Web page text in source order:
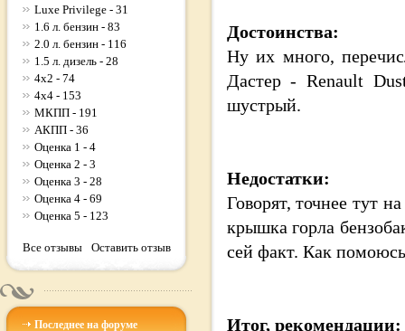
Luxe Privilege - 31
1.6 л. бензин - 83
2.0 л. бензин - 116
1.5 л. дизель - 28
4x2 - 74
4x4 - 153
МКПП - 191
АКПП - 36
Оценка 1 - 4
Оценка 2 - 3
Оценка 3 - 28
Оценка 4 - 69
Оценка 5 - 123
Все отзывы Оставить отзыв
Последнее на форуме
Достоинства:
Ну их много,
Дастер - Renault
шустрый.
Недостатки:
Говорят, точнее тут
крышка горла
сей факт. Как
Итог, рекомендации: